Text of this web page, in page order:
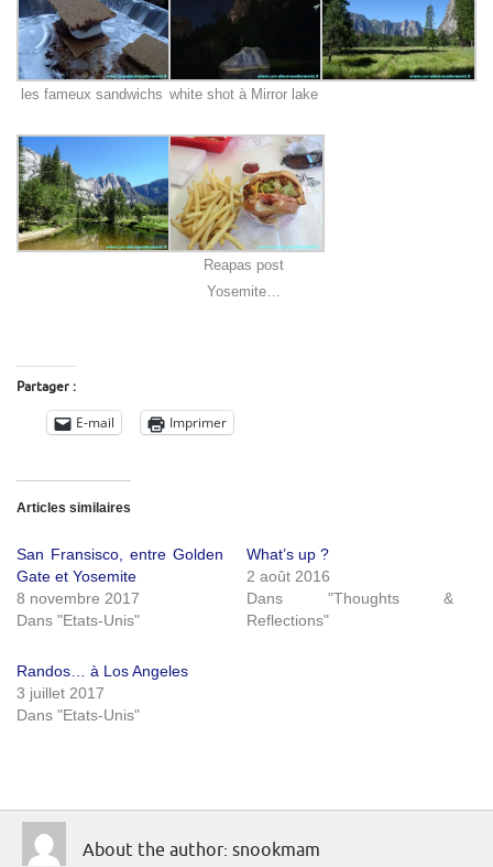
les fameux sandwichs white shot à Mirror lake
Reapas post
Yosemite…
Partager :
E-mail Imprimer
Articles similaires
San Fransisco, entre Golden
Gate et Yosemite
8 novembre 2017
Dans "Etats-Unis"
What’s up ?
2 août 2016
Dans "Thoughts &
Reflections"
Randos… à Los Angeles
3 juillet 2017
Dans "Etats-Unis"
About the author: snookmam